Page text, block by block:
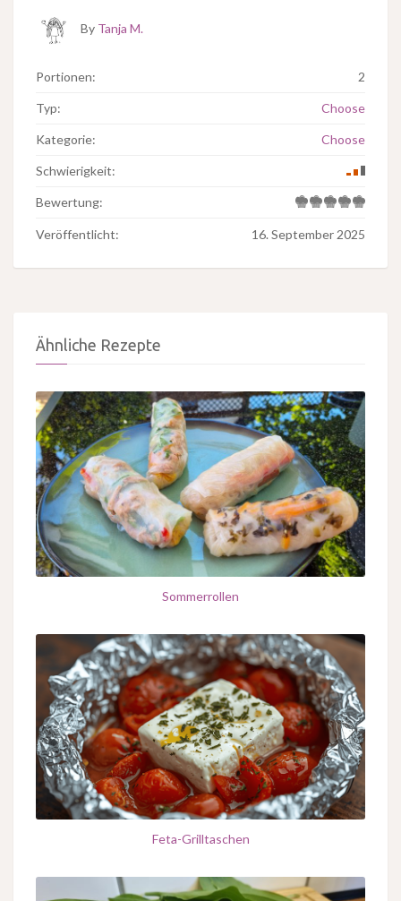
By Tanja M.
Portionen: 2
Typ: Choose
Kategorie: Choose
Schwierigkeit:
Bewertung:
Veröffentlicht: 16. September 2025
Ähnliche Rezepte
Sommerrollen
Feta-Grilltaschen